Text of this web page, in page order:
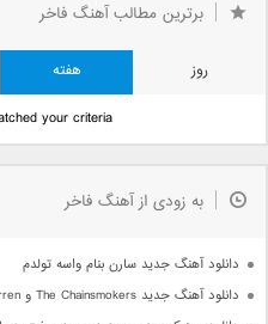
برترین مطالب آهنگ فاخر
روز هفته
your criteria.
به زودی از آهنگ فاخر
دانلود آهنگ جدید سارن بنام واسه تولدم
دانلود آهنگ جدید The Chainsmokers و Emily Warren بنام Side Effects